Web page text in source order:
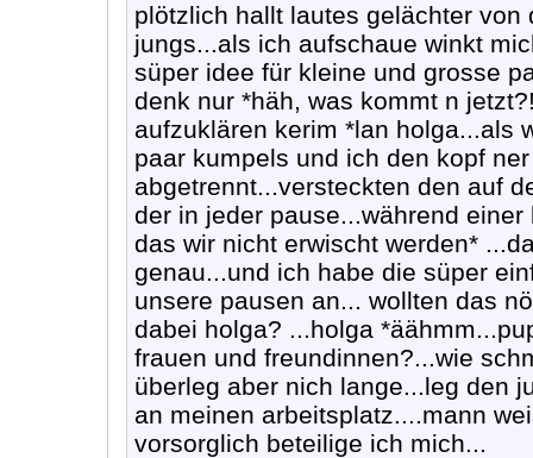
plötzlich hallt lautes gelächter
jungs...als ich aufschaue winkt
süper idee für kleine und grosse
denk nur *häh, was kommt n
aufzuklären kerim *lan holga...als
paar kumpels und ich den kopf
abgetrennt...versteckten den auf
der in jeder pause...während
das wir nicht erwischt werden*
genau...und ich habe die süper
unsere pausen an... wollten das
dabei holga? ...holga
frauen und freundinnen?...wie
überleg aber nich lange...leg den
an meinen arbeitsplatz....mann
vorsorglich beteilige ich mich...